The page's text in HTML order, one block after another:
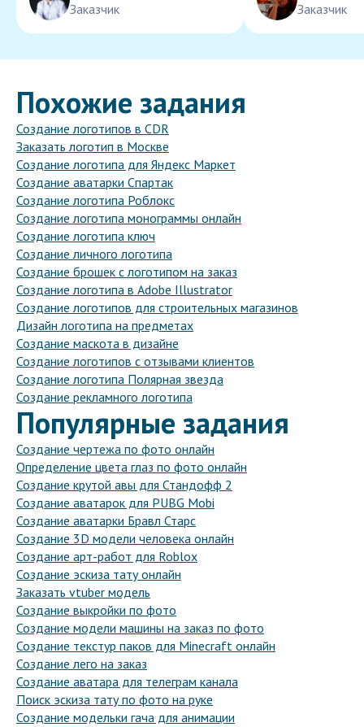
Заказчик Заказчик
Похожие задания
Создание логотипов в CDR
Заказать логотип в Москве
Создание логотипа для Яндекс Маркет
Создание аватарки Спартак
Создание логотипа Роблокс
Создание логотипа монограммы онлайн
Создание логотипа ключ
Создание личного логотипа
Создание брошек с логотипом на заказ
Создание логотипа в Adobe Illustrator
Создание логотипов для строительных магазинов
Дизайн логотипа на предметах
Создание маскота в дизайне
Создание логотипов с отзывами клиентов
Создание логотипа Полярная звезда
Создание рекламного логотипа
Популярные задания
Создание чертежа по фото онлайн
Определение цвета глаз по фото онлайн
Создание крутой авы для Стандофф 2
Создание аватарок для PUBG Mobi
Создание аватарки Бравл Старс
Создание 3D модели человека онлайн
Создание арт-работ для Roblox
Создание эскиза тату онлайн
Заказать vtuber модель
Создание выкройки по фото
Создание модели машины на заказ по фото
Создание текстур паков для Minecraft онлайн
Создание лего на заказ
Создание аватара для телеграм канала
Поиск эскиза тату по фото на руке
Создание модельки гача для анимации